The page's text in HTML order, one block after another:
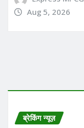
Aug 5, 2026
ब्रेकिंग न्यूज़